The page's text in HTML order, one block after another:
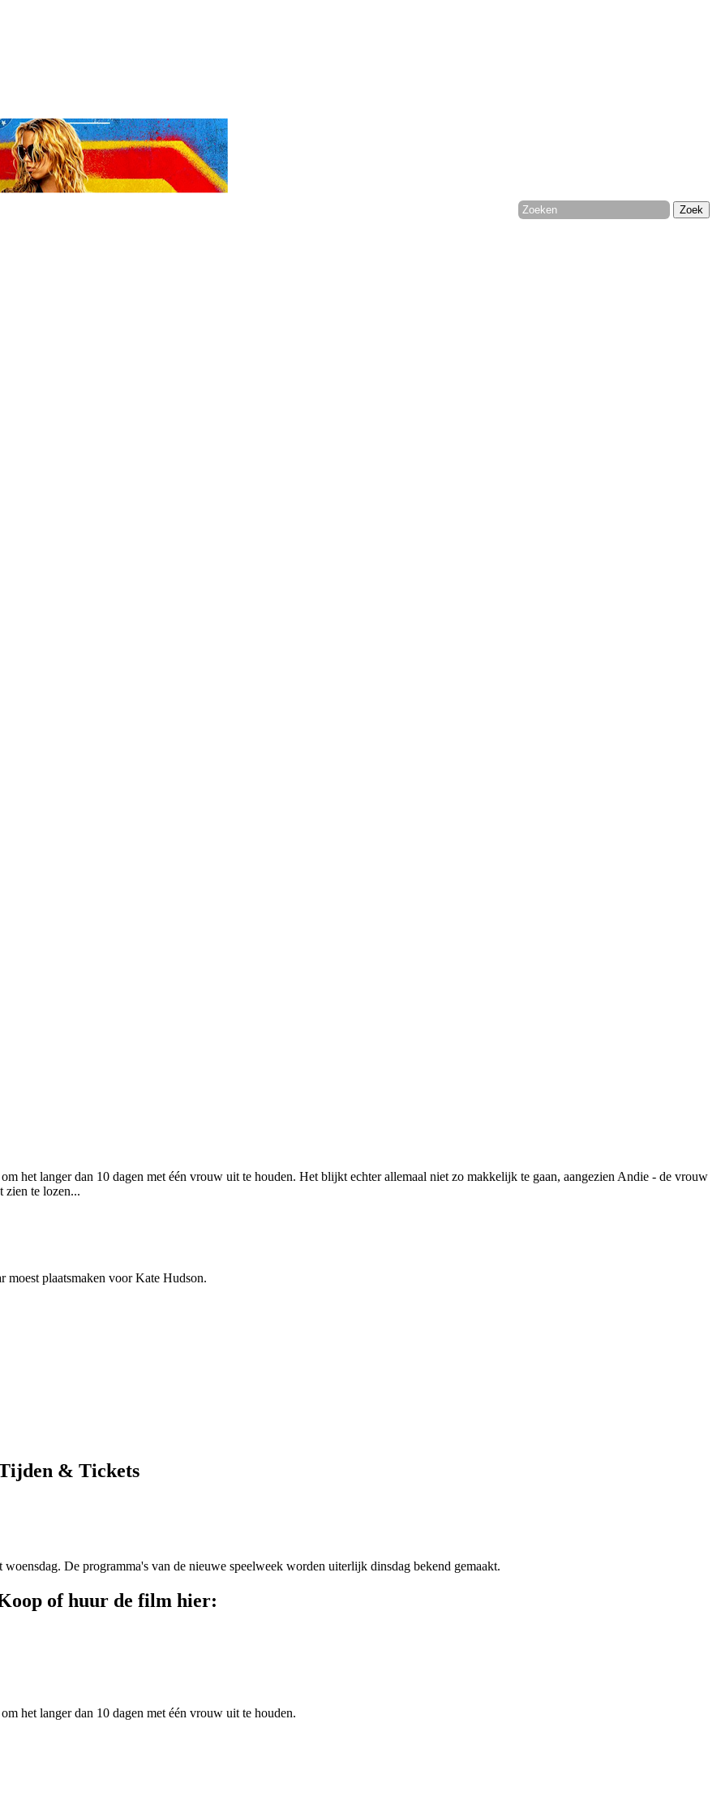
het langer dan 10 dagen met één vrouw uit te houden. Het blijkt echter allemaal niet zo makkelijk te gaan, aangezien Andie - de vrouw
zien te lozen...
plaatsmaken voor Kate Hudson.
& Tickets
De programma's van de nieuwe speelweek worden uiterlijk dinsdag bekend gemaakt.
of huur de film hier:
het langer dan 10 dagen met één vrouw uit te houden.